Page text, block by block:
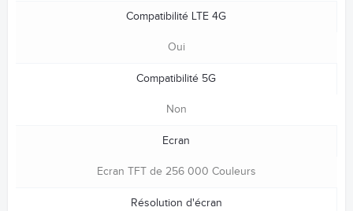
Compatibilité LTE 4G
Oui
Compatibilité 5G
Non
Ecran
Ecran TFT de 256 000 Couleurs
Résolution d'écran